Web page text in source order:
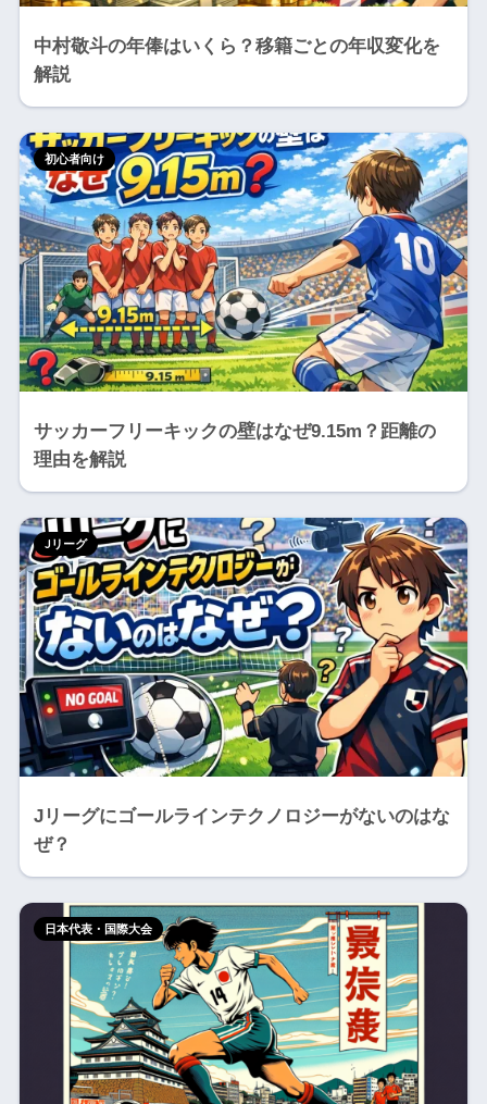
中村敬斗の年俸はいくら？移籍ごとの年収変化を
解説
サッカーフリーキックの壁はなぜ9.15m？距離の
理由を解説
初心者向け
Jリーグにゴールラインテクノロジーがないのはな
ぜ？
Jリーグ
日本代表・国際大会